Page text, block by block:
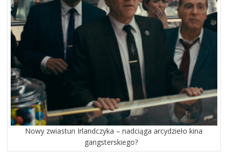
Nowy zwiastun Irlandczyka – nadciąga arcydzieło kina
gangsterskiego?